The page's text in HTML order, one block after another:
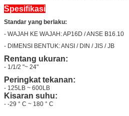
Spesifikasi
Standar yang berlaku:
- WAJAH KE WAJAH: AP16D / ANSE B16.10
- DIMENSI BENTUK: ANSI / DIN / JIS / JB
Rentang ukuran:
- 1/1/2 "~ 24"
Peringkat tekanan:
- 125LB ~ 600LB
Kisaran suhu:
- -29 ° C ~ 180 ° C